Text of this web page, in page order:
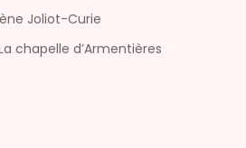
Joliot-Curie
chapelle d’Armentières